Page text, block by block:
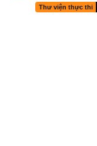
Thư viện thực thi